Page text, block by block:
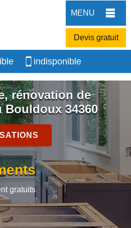
MENU
Devis gratuit
indisponible
rénovation de
Bouldoux 34360
gratuits